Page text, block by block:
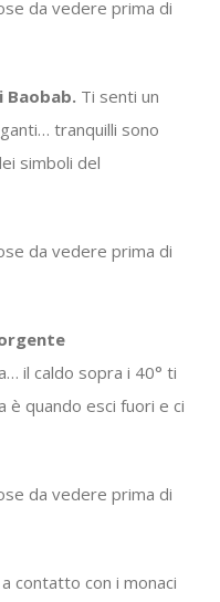
Baobab. Ti senti un
tranquilli sono
simboli del
il caldo sopra i 40° ti
è quando esci fuori e ci
contatto con i monaci